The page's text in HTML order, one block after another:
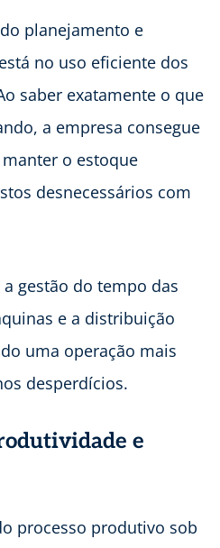
planejamento e
no uso eficiente dos
saber exatamente o que
a empresa consegue
o estoque
desnecessários com
gestão do tempo das
e a distribuição
uma operação mais
desperdícios.
e
processo produtivo sob